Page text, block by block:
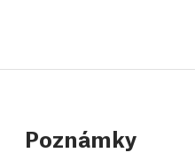
Poznámky